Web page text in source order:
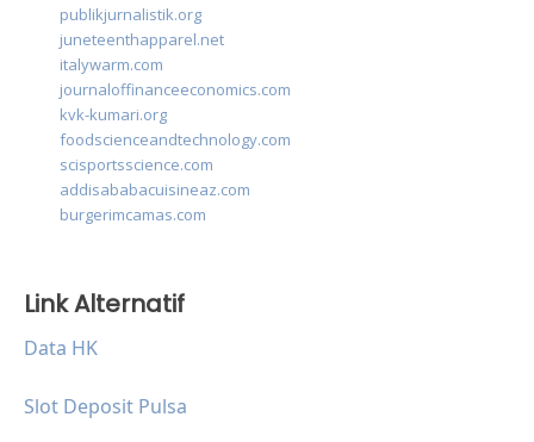
publikjurnalistik.org
juneteenthapparel.net
italywarm.com
journaloffinanceeconomics.com
kvk-kumari.org
foodscienceandtechnology.com
scisportsscience.com
addisababacuisineaz.com
burgerimcamas.com
Link Alternatif
Data HK
Slot Deposit Pulsa